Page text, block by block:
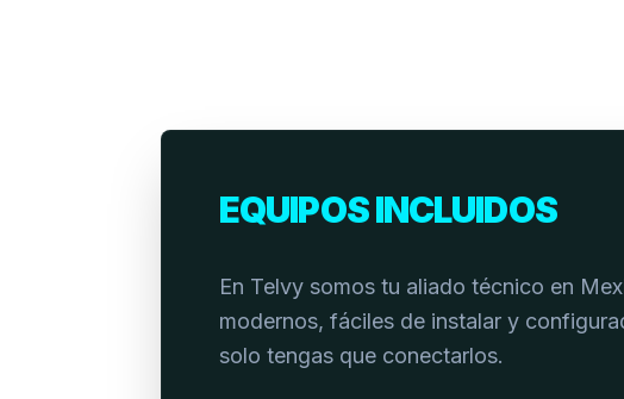
EQUIPOS INCLUIDOS
En Telvy somos tu aliado técnico en
modernos, fáciles de instalar y
solo tengas que conectarlos.